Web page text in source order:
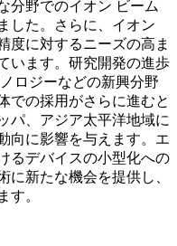
分野でのイオン ビーム
した。さらに、イオン
度に対するニーズの高ま
います。研究開発の進歩
ロジーなどの新興分野
での採用がさらに進むと
パ、アジア太平洋地域に
向に影響を与えます。エ
るデバイスの小型化への
に新たな機会を提供し、
す。